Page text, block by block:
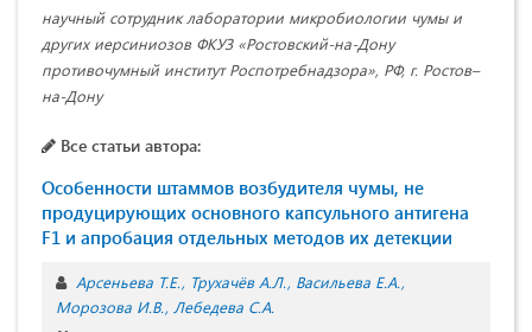
научный сотрудник лаборатории микробиологии чумы и
других иерсиниозов ФКУЗ «Ростовский-на-Дону
противочумный институт Роспотребнадзора», РФ, г. Ростов–
на-Дону
Все статьи автора:
Особенности штаммов возбудителя чумы, не
продуцирующих основного капсульного антигена
F1 и апробация отдельных методов их детекции
Арсеньева Т.Е. Трухачёв А.Л. Васильева Е.А.
Морозова И.В.
Лебедева С.А.